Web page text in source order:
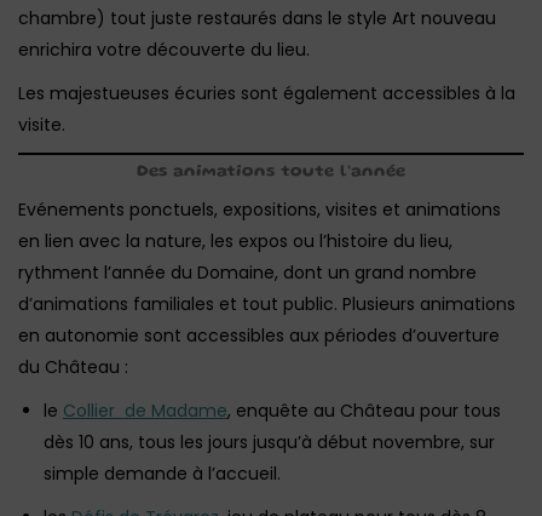
chambre) tout juste restaurés dans le style Art nouveau
enrichira votre découverte du lieu.
Les majestueuses écuries sont également accessibles à la
visite.
Des animations toute l’année
Evénements ponctuels, expositions, visites et animations
en lien avec la nature, les expos ou l’histoire du lieu,
rythment l’année du Domaine, dont un grand nombre
d’animations familiales et tout public. Plusieurs animations
en autonomie sont accessibles aux périodes d’ouverture
du Château :
le Collier de Madame, enquête au Château pour tous
dès 10 ans, tous les jours jusqu’à début novembre, sur
simple demande à l’accueil.